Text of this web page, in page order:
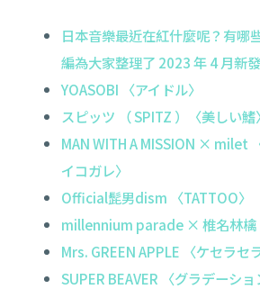
日本音樂最近在紅什麼呢？有哪
編為大家整理了 2023 年 4 月新
YOASOBI 〈アイドル〉
スピッツ （ SPITZ ）〈美しい鰭
MAN WITH A MISSION × milet
イコガレ〉
Official髭男dism 〈TATTOO〉
millennium parade × 椎名林檎
Mrs. GREEN APPLE 〈ケセラセ
SUPER BEAVER 〈グラデーショ